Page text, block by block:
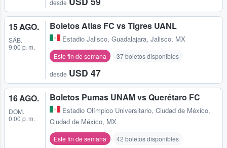
desde
15 AGO.
SÁB.
9:00 p. m.
Boletos Atlas FC vs Tigres UANL
Estadio Jalisco, Guadalajara, Jalisco, MX
Este fin de semana 37 boletos disponibles
desde USD 47
16 AGO.
DOM.
0:00 p. m.
Boletos Pumas UNAM vs Querétaro FC
Estadio Olímpico Universitario, Ciudad de México,
Ciudad de México, MX
Este fin de semana 42 boletos disponibles